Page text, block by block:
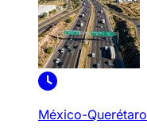
México-Querétaro